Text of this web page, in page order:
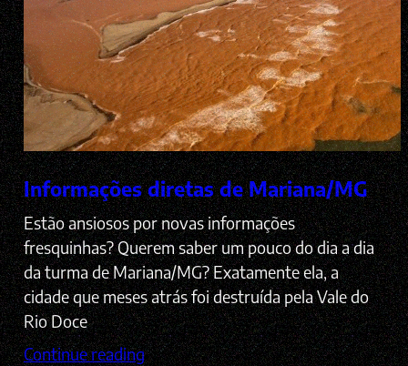
Informações diretas de Mariana/MG
Estão ansiosos por novas informações
fresquinhas? Querem saber um pouco do dia a dia
da turma de Mariana/MG? Exatamente ela, a
cidade que meses atrás foi destruída pela Vale do
Rio Doce
Continue reading